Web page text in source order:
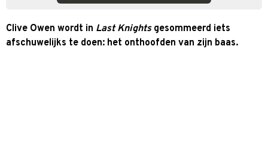
Clive Owen wordt in Last Knightsgesommeerd iets
afschuwelijks te doen: het onthoofden van zijn baas.